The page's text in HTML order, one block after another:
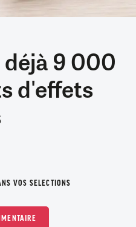
9 000
d'effets
VOS SELECTIONS